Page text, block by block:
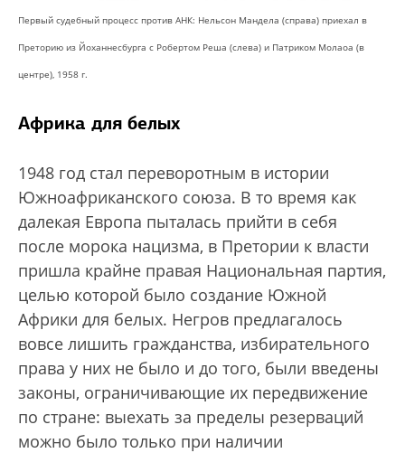
Первый судебный процесс против АНК: Нельсон Мандела (справа) приехал в
Преторию из Йоханнесбурга с Робертом Реша (слева) и Патриком Молаоа (в
центре), 1958 г.
Африка для белых
1948 год стал переворотным в истории
Южноафриканского союза. В то время как
далекая Европа пыталась прийти в себя
после морока нацизма, в Претории к власти
пришла крайне правая Национальная партия,
целью которой было создание Южной
Африки для белых. Негров предлагалось
вовсе лишить гражданства, избирательного
права у них не было и до того, были введены
законы, ограничивающие их передвижение
по стране: выехать за пределы резерваций
можно было только при наличии